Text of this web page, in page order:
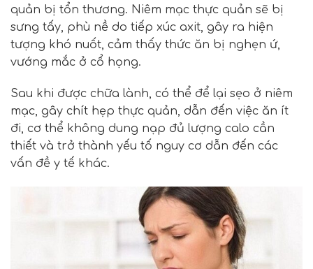
quản bị tổn thương. Niêm mạc thực quản sẽ bị
sưng tấy, phù nề do tiếp xúc axit, gây ra hiện
tượng khó nuốt, cảm thấy thức ăn bị nghẹn ứ,
vướng mắc ở cổ họng.
Sau khi được chữa lành, có thể để lại sẹo ở niêm
mạc, gây chít hẹp thực quản, dẫn đến việc ăn ít
đi, cơ thể không dung nạp đủ lượng calo cần
thiết và trở thành yếu tố nguy cơ dẫn đến các
vấn đề y tế khác.